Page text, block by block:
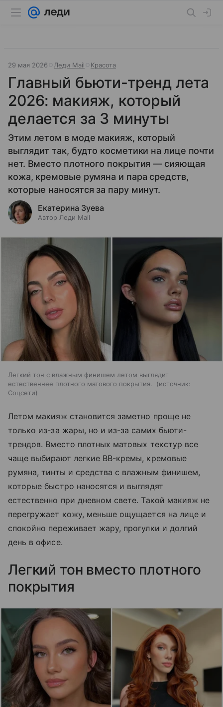
29 мая 2026 Леди Mail Красота
Главный бьюти-тренд лета
2026: макияж, который
делается за 3 минуты
Этим летом в моде макияж, который
выглядит так, будто косметики на лице почти
нет. Вместо плотного покрытия — сияющая
кожа, кремовые румяна и пара средств,
которые наносятся за пару минут.
Екатерина Зуева
Автор Леди Mail
Легкий тон с влажным финишем летом выглядит
естественнее плотного матового покрытия.
источник:
Соцсети
Летом макияж становится заметно проще не
только из-за жары, но и из-за самих бьюти-
трендов. Вместо плотных матовых текстур все
чаще выбирают легкие BB-кремы, кремовые
румяна, тинты и средства с влажным финишем,
которые быстро наносятся и выглядят
естественно при дневном свете. Такой макияж не
перегружает кожу, меньше ощущается на лице и
спокойно переживает жару, прогулки и долгий
день в офисе.
Легкий тон вместо плотного
покрытия